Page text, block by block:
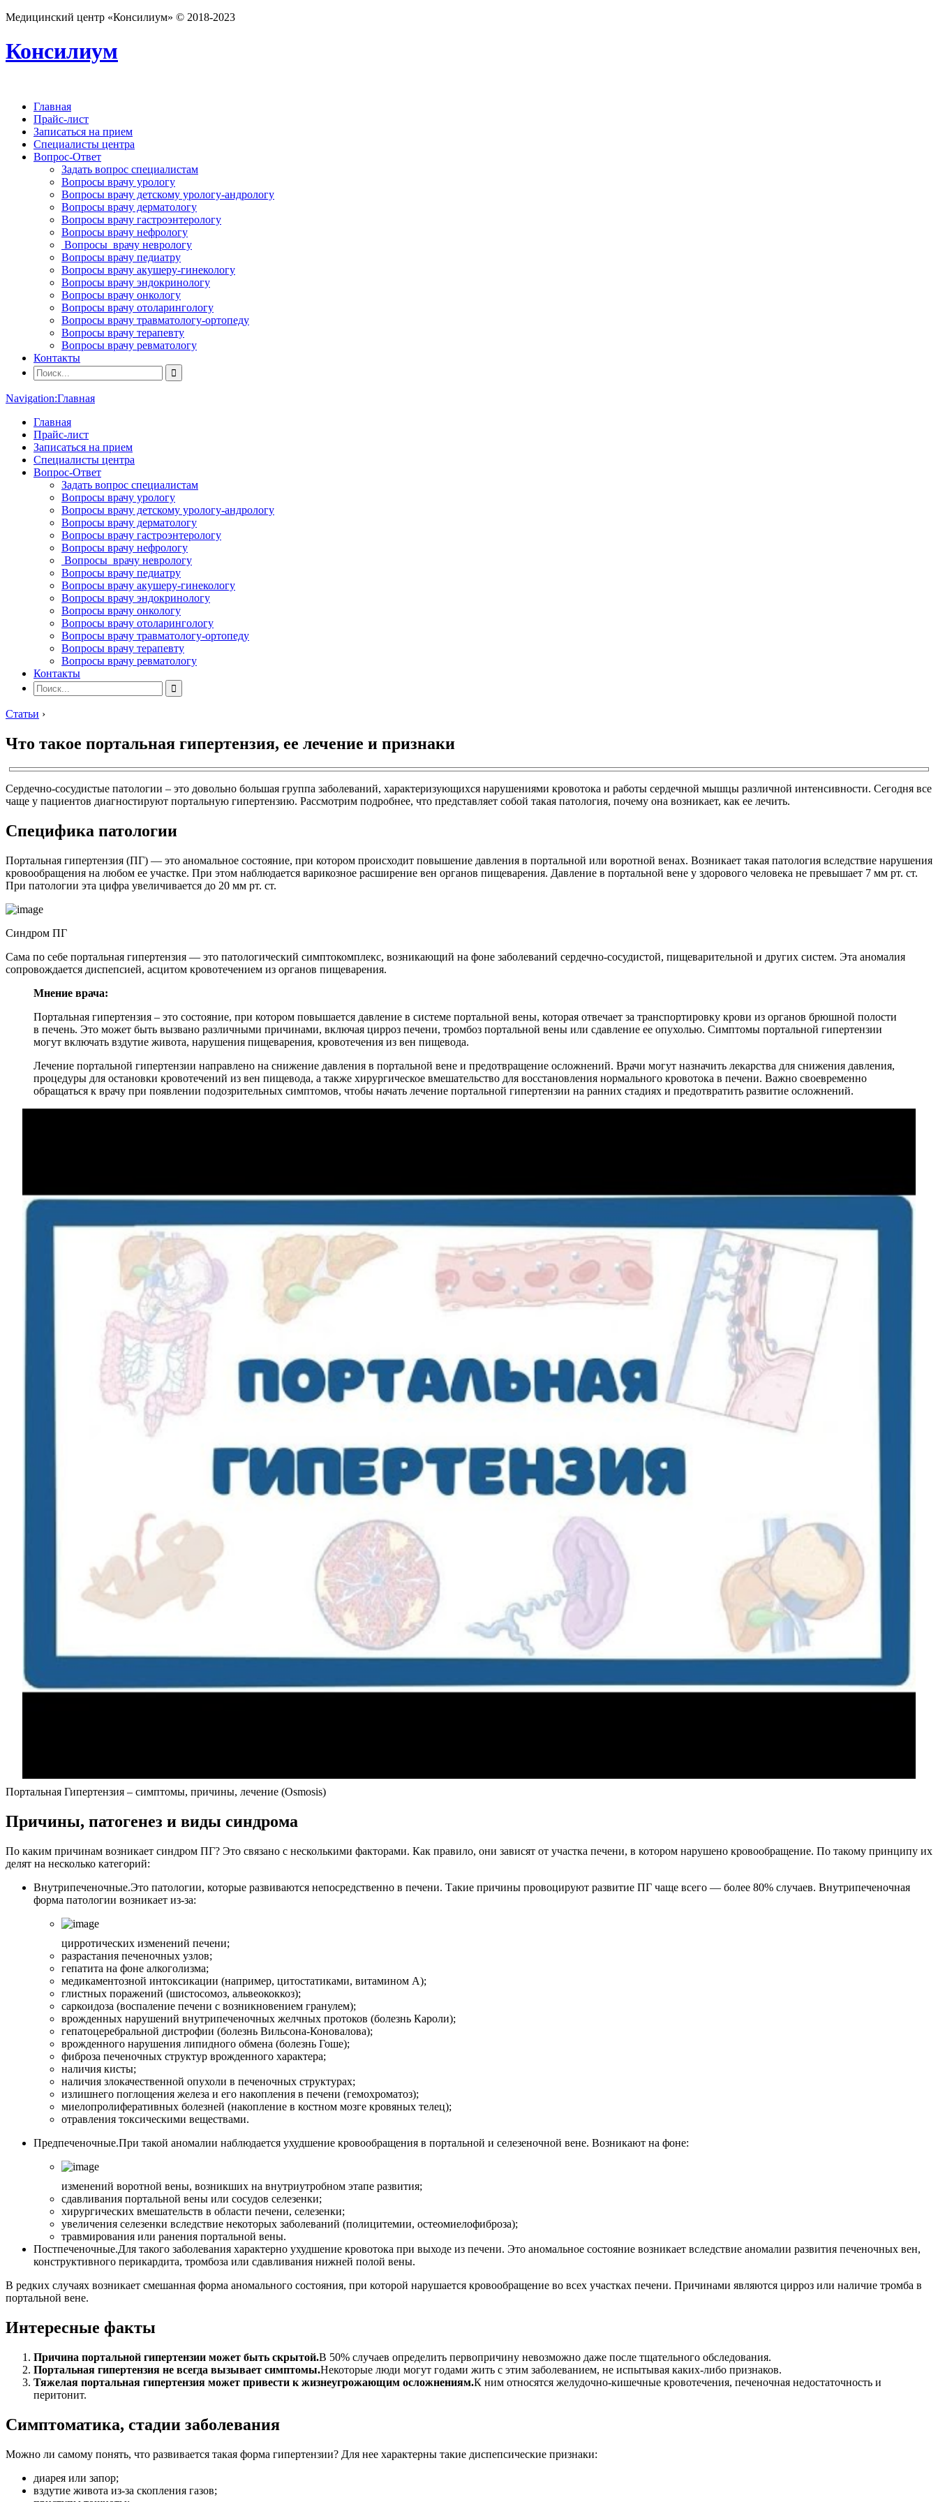
Медицинский центр «Консилиум» © 2018-2023
Консилиум
Главная
Прайс-лист
Записаться на прием
Специалисты центра
Вопрос-Ответ
Задать вопрос специалистам
Вопросы врачу урологу
Вопросы врачу детскому урологу-андрологу
Вопросы врачу дерматологу
Вопросы врачу гастроэнтерологу
Вопросы врачу нефрологу
Вопросы врачу неврологу
Вопросы врачу педиатру
Вопросы врачу акушеру-гинекологу
Вопросы врачу эндокринологу
Вопросы врачу онкологу
Вопросы врачу отоларингологу
Вопросы врачу травматологу-ортопеду
Вопросы врачу терапевту
Вопросы врачу ревматологу
Контакты
Navigation:Главная
Главная
Прайс-лист
Записаться на прием
Специалисты центра
Вопрос-Ответ
Задать вопрос специалистам
Вопросы врачу урологу
Вопросы врачу детскому урологу-андрологу
Вопросы врачу дерматологу
Вопросы врачу гастроэнтерологу
Вопросы врачу нефрологу
Вопросы врачу неврологу
Вопросы врачу педиатру
Вопросы врачу акушеру-гинекологу
Вопросы врачу эндокринологу
Вопросы врачу онкологу
Вопросы врачу отоларингологу
Вопросы врачу травматологу-ортопеду
Вопросы врачу терапевту
Вопросы врачу ревматологу
Контакты
Статьи ›
Что такое портальная гипертензия, ее лечение и признаки
Сердечно-сосудистые патологии – это довольно большая группа заболеваний, характеризующихся нарушениями кровотока и работы сердечной мышцы различной интенсивности. Сегодня все
чаще у пациентов диагностируют портальную гипертензию. Рассмотрим подробнее, что представляет собой такая патология, почему она возникает, как ее лечить.
Специфика патологии
Портальная гипертензия (ПГ) — это аномальное состояние, при котором происходит повышение давления в портальной или воротной венах. Возникает такая патология вследствие нарушения
кровообращения на любом ее участке. При этом наблюдается варикозное расширение вен органов пищеварения. Давление в портальной вене у здорового человека не превышает 7 мм рт. ст.
При патологии эта цифра увеличивается до 20 мм рт. ст.
Синдром ПГ
Сама по себе портальная гипертензия — это патологический симптокомплекс, возникающий на фоне заболеваний сердечно-сосудистой, пищеварительной и других систем. Эта аномалия
сопровождается диспепсией, асцитом кровотечением из органов пищеварения.
Мнение врача:
Портальная гипертензия – это состояние, при котором повышается давление в системе портальной вены, которая отвечает за транспортировку крови из органов брюшной полости
в печень. Это может быть вызвано различными причинами, включая цирроз печени, тромбоз портальной вены или сдавление ее опухолью. Симптомы портальной гипертензии
могут включать вздутие живота, нарушения пищеварения, кровотечения из вен пищевода.
Лечение портальной гипертензии направлено на снижение давления в портальной вене и предотвращение осложнений. Врачи могут назначить лекарства для снижения давления,
процедуры для остановки кровотечений из вен пищевода, а также хирургическое вмешательство для восстановления нормального кровотока в печени. Важно своевременно
обращаться к врачу при появлении подозрительных симптомов, чтобы начать лечение портальной гипертензии на ранних стадиях и предотвратить развитие осложнений.
Портальная Гипертензия – симптомы, причины, лечение (Osmosis)
Причины, патогенез и виды синдрома
По каким причинам возникает синдром ПГ? Это связано с несколькими факторами. Как правило, они зависят от участка печени, в котором нарушено кровообращение. По такому принципу их
делят на несколько категорий:
Внутрипеченочные.Это патологии, которые развиваются непосредственно в печени. Такие причины провоцируют развитие ПГ чаще всего — более 80% случаев. Внутрипеченочная
форма патологии возникает из-за:
цирротических изменений печени;
разрастания печеночных узлов;
гепатита на фоне алкоголизма;
медикаментозной интоксикации (например, цитостатиками, витамином А);
глистных поражений (шистосомоз, альвеококкоз);
саркоидоза (воспаление печени с возникновением гранулем);
врожденных нарушений внутрипеченочных желчных протоков (болезнь Кароли);
гепатоцеребральной дистрофии (болезнь Вильсона-Коновалова);
врожденного нарушения липидного обмена (болезнь Гоше);
фиброза печеночных структур врожденного характера;
наличия кисты;
наличия злокачественной опухоли в печеночных структурах;
излишнего поглощения железа и его накопления в печени (гемохроматоз);
миелопролиферативных болезней (накопление в костном мозге кровяных телец);
отравления токсическими веществами.
Предпеченочные.При такой аномалии наблюдается ухудшение кровообращения в портальной и селезеночной вене. Возникают на фоне:
изменений воротной вены, возникших на внутриутробном этапе развития;
сдавливания портальной вены или сосудов селезенки;
хирургических вмешательств в области печени, селезенки;
увеличения селезенки вследствие некоторых заболеваний (полицитемии, остеомиелофиброза);
травмирования или ранения портальной вены.
Постпеченочные.Для такого заболевания характерно ухудшение кровотока при выходе из печени. Это аномальное состояние возникает вследствие аномалии развития печеночных вен,
конструктивного перикардита, тромбоза или сдавливания нижней полой вены.
В редких случаях возникает смешанная форма аномального состояния, при которой нарушается кровообращение во всех участках печени. Причинами являются цирроз или наличие тромба в
портальной вене.
Интересные факты
Причина портальной гипертензии может быть скрытой.В 50% случаев определить первопричину невозможно даже после тщательного обследования.
Портальная гипертензия не всегда вызывает симптомы.Некоторые люди могут годами жить с этим заболеванием, не испытывая каких-либо признаков.
Тяжелая портальная гипертензия может привести к жизнеугрожающим осложнениям.К ним относятся желудочно-кишечные кровотечения, печеночная недостаточность и
перитонит.
Симптоматика, стадии заболевания
Можно ли самому понять, что развивается такая форма гипертензии? Для нее характерны такие диспепсические признаки:
диарея или запор;
вздутие живота из-за скопления газов;